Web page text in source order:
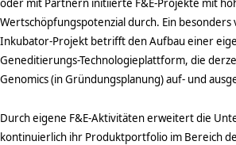
Wertschöpfungspotenzial durch. Ein
Inkubator-Projekt betrifft den Aufbau einer
Geneditierungs-Technologieplattform, die
Genomics (in Gründungsplanung) auf- und
Durch eigene F&E-Aktivitäten erweitert die
kontinuierlich ihr Produktportfolio im Bereich